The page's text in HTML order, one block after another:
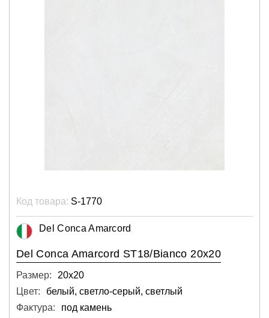
Код товара: S-1770
Del Conca Amarcord
Del Conca Amarcord ST18/Bianco 20x20
Размер:
20х20
Цвет:
белый, светло-серый, светлый
Фактура:
под камень